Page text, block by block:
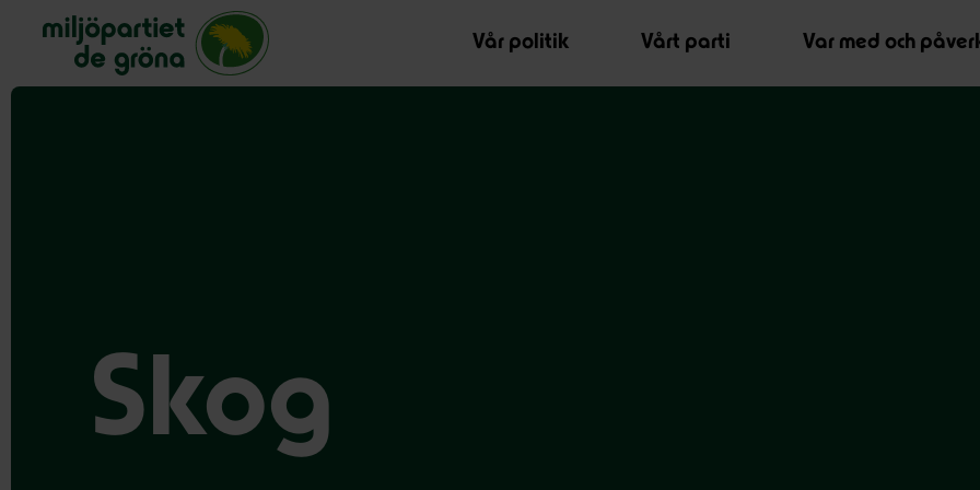
Miljöpartiet de gröna, startsida
Vår politik
Vårt parti Var med och
Skog